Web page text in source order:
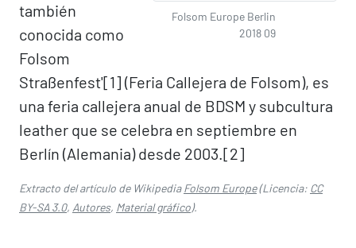
Folsom Europe Berlin
2018 09
también
conocida como
Folsom
Straßenfest'[1]​ (Feria Callejera de Folsom), es
una feria callejera anual de BDSM y subcultura
leather que se celebra en septiembre en
Berlín (Alemania) desde 2003.[2]​
Extracto del artículo de WikipediaFolsom Europe(Licencia: CC
BY-SA 3.0, Autores, Material gráfico).